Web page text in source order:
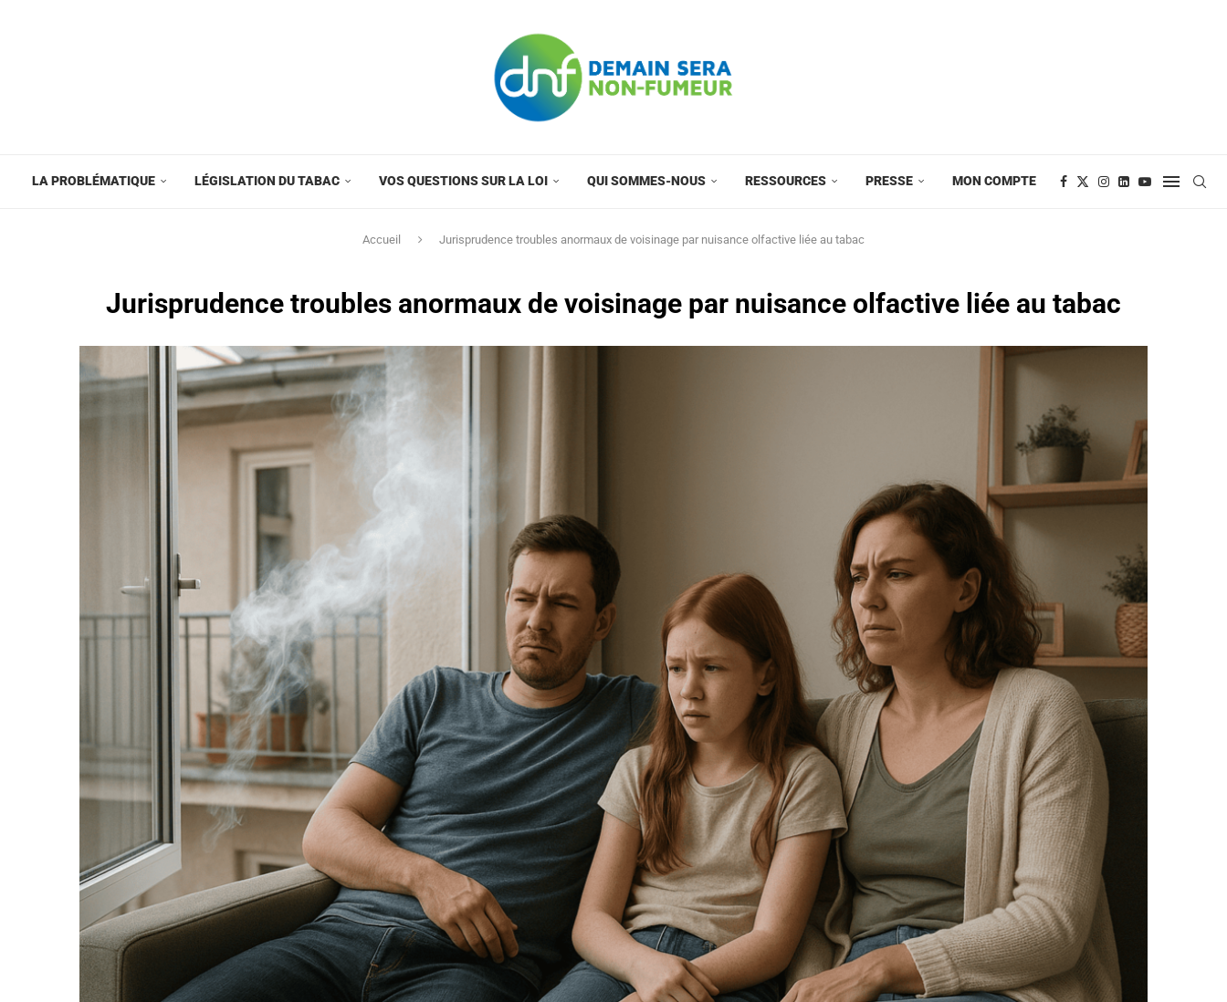
LA PROBLÉMATIQUE LÉGISLATION DU TABAC VOS QUESTIONS SUR LA LOI QUI SOMMES-NOUS RESSOURCES PRESSE MON COMPTE
Accueil Jurisprudence troubles anormaux de voisinage par nuisance olfactive liée au tabac
Jurisprudence troubles anormaux de voisinage par nuisance olfactive liée au tabac